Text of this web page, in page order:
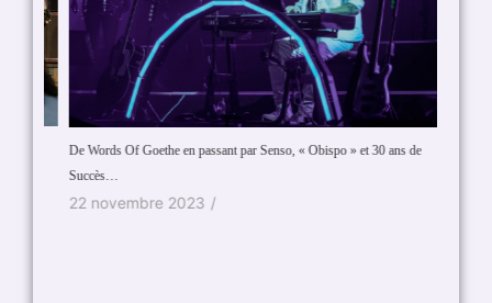
De Words Of Goethe en passant par Senso, « Obispo » et 30 ans de
Succès…
22 novembre 2023 /